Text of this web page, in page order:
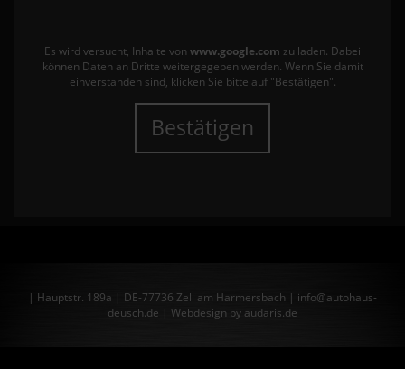
Es wird versucht, Inhalte von www.google.com zu laden. Dabei
können Daten an Dritte weitergegeben werden. Wenn Sie damit
einverstanden sind, klicken Sie bitte auf "Bestätigen".
Bestätigen
| Hauptstr. 189a | DE-77736 Zell am Harmersbach | info@autohaus-
deusch.de | Webdesign by audaris.de